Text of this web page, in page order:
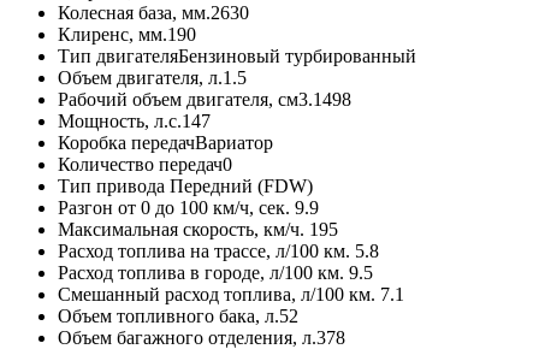
Колесная база, мм.2630
Клиренс, мм.190
Тип двигателяБензиновый турбированный
Объем двигателя, л.1.5
Рабочий объем двигателя, см3.1498
Мощность, л.с.147
Коробка передачВариатор
Количество передач0
Тип привода Передний (FDW)
Разгон от 0 до 100 км/ч, сек. 9.9
Максимальная скорость, км/ч. 195
Расход топлива на трассе, л/100 км. 5.8
Расход топлива в городе, л/100 км. 9.5
Смешанный расход топлива, л/100 км. 7.1
Объем топливного бака, л.52
Объем багажного отделения, л.378